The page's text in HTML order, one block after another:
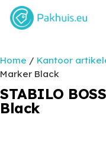
Home / Kantoor
Marker Black
STABILO
Black